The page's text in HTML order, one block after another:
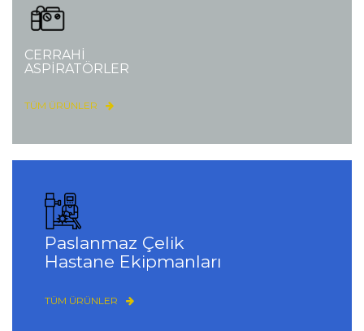
CERRAHİ
ASPİRATÖRLER
TÜM ÜRÜNLER
Paslanmaz Çelik
Hastane Ekipmanları
TÜM ÜRÜNLER